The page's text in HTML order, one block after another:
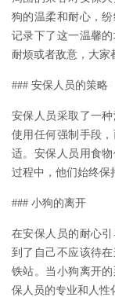
狗的温柔和耐心，
记录下了这一温馨
耐烦或者敌意，大家
### 安保人员的策略
安保人员采取了一
使用任何强制手段
适。安保人员用食
过程中，他们始终保
### 小狗的离开
在安保人员的耐心
到了自己不应该待
铁站。当小狗离开
保人员的专业和人性